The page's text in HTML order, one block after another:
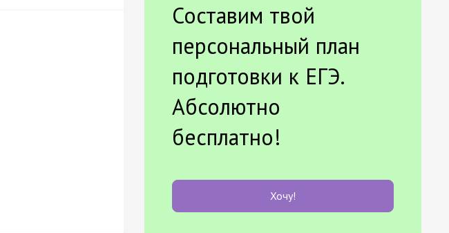
Составим твой
персональный план
подготовки к ЕГЭ.
Абсолютно
бесплатно!
Хочу!